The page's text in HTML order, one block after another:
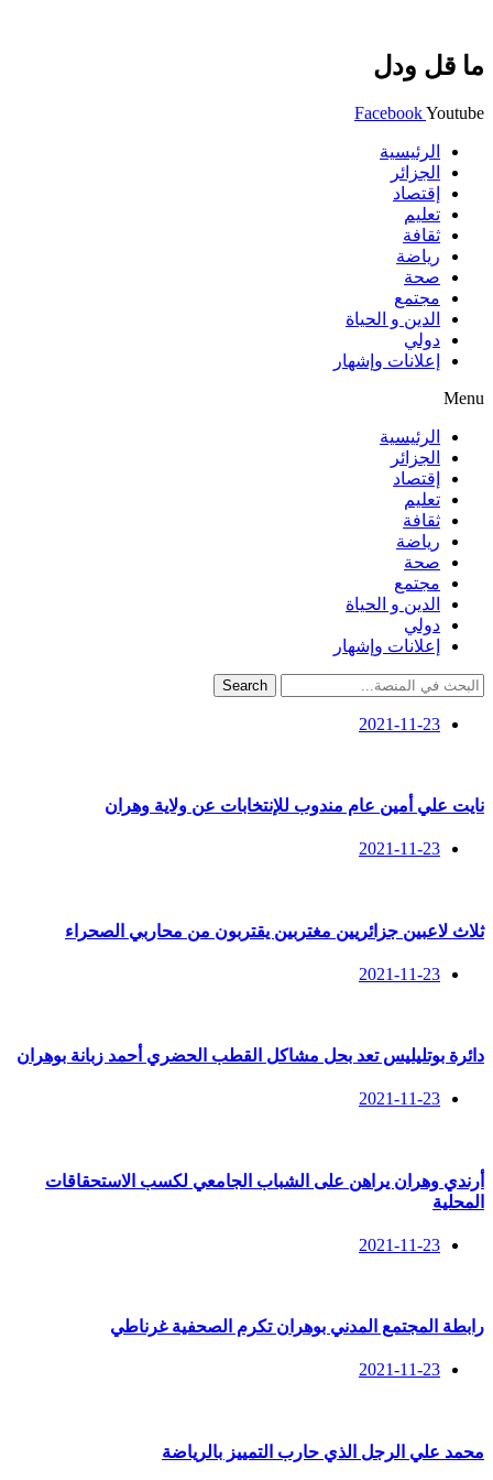
ما قل ودل
FacebookYoutube
الرئيسية
الجزائر
إقتصاد
تعليم
ثقافة
رياضة
صحة
مجتمع
الدين و الحياة
دولي
إعلانات وإشهار
Menu
الرئيسية
الجزائر
إقتصاد
تعليم
ثقافة
رياضة
صحة
مجتمع
الدين و الحياة
دولي
إعلانات وإشهار
Search
2021-11-23
نايت علي أمين عام مندوب للإنتخابات عن ولاية وهران
2021-11-23
ثلاث لاعبين جزائريين مغتربين يقتربون من محاربي الصحراء
2021-11-23
دائرة بوتليليس تعد بحل مشاكل القطب الحضري أحمد زبانة بوهران
2021-11-23
أرندي وهران يراهن على الشباب الجامعي لكسب الاستحقاقات
المحلية
2021-11-23
رابطة المجتمع المدني بوهران تكرم الصحفية غرناطي
2021-11-23
محمد علي الرجل الذي حارب التمييز بالرياضة